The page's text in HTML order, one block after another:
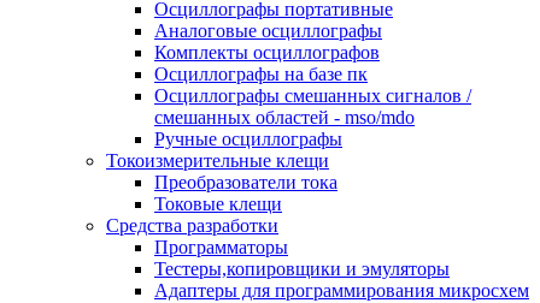
Осциллографы портативные
Аналоговые осциллографы
Комплекты осциллографов
Осциллографы на базе пк
Осциллографы смешанных сигналов /
смешанных областей - mso/mdo
Ручные осциллографы
Токоизмерительные клещи
Преобразователи тока
Токовые клещи
Средства разработки
Программаторы
Тестеры,копировщики и эмуляторы
Адаптеры для программирования микросхем